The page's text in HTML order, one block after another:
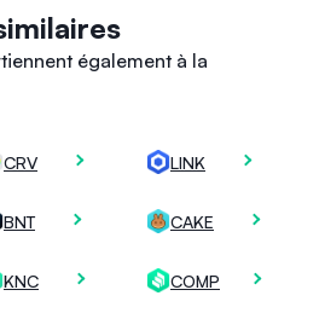
également à la
CRV LINK
BNT CAKE
KNC COMP